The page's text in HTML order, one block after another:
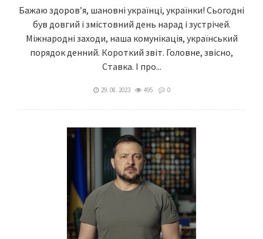
Бажаю здоровʼя, шановні українці, українки! Сьогодні
був довгий і змістовний день нарад і зустрічей.
Міжнародні заходи, наша комунікація, український
порядок денний. Короткий звіт. Головне, звісно,
Ставка. І про...
29. 08. 2023 495 0